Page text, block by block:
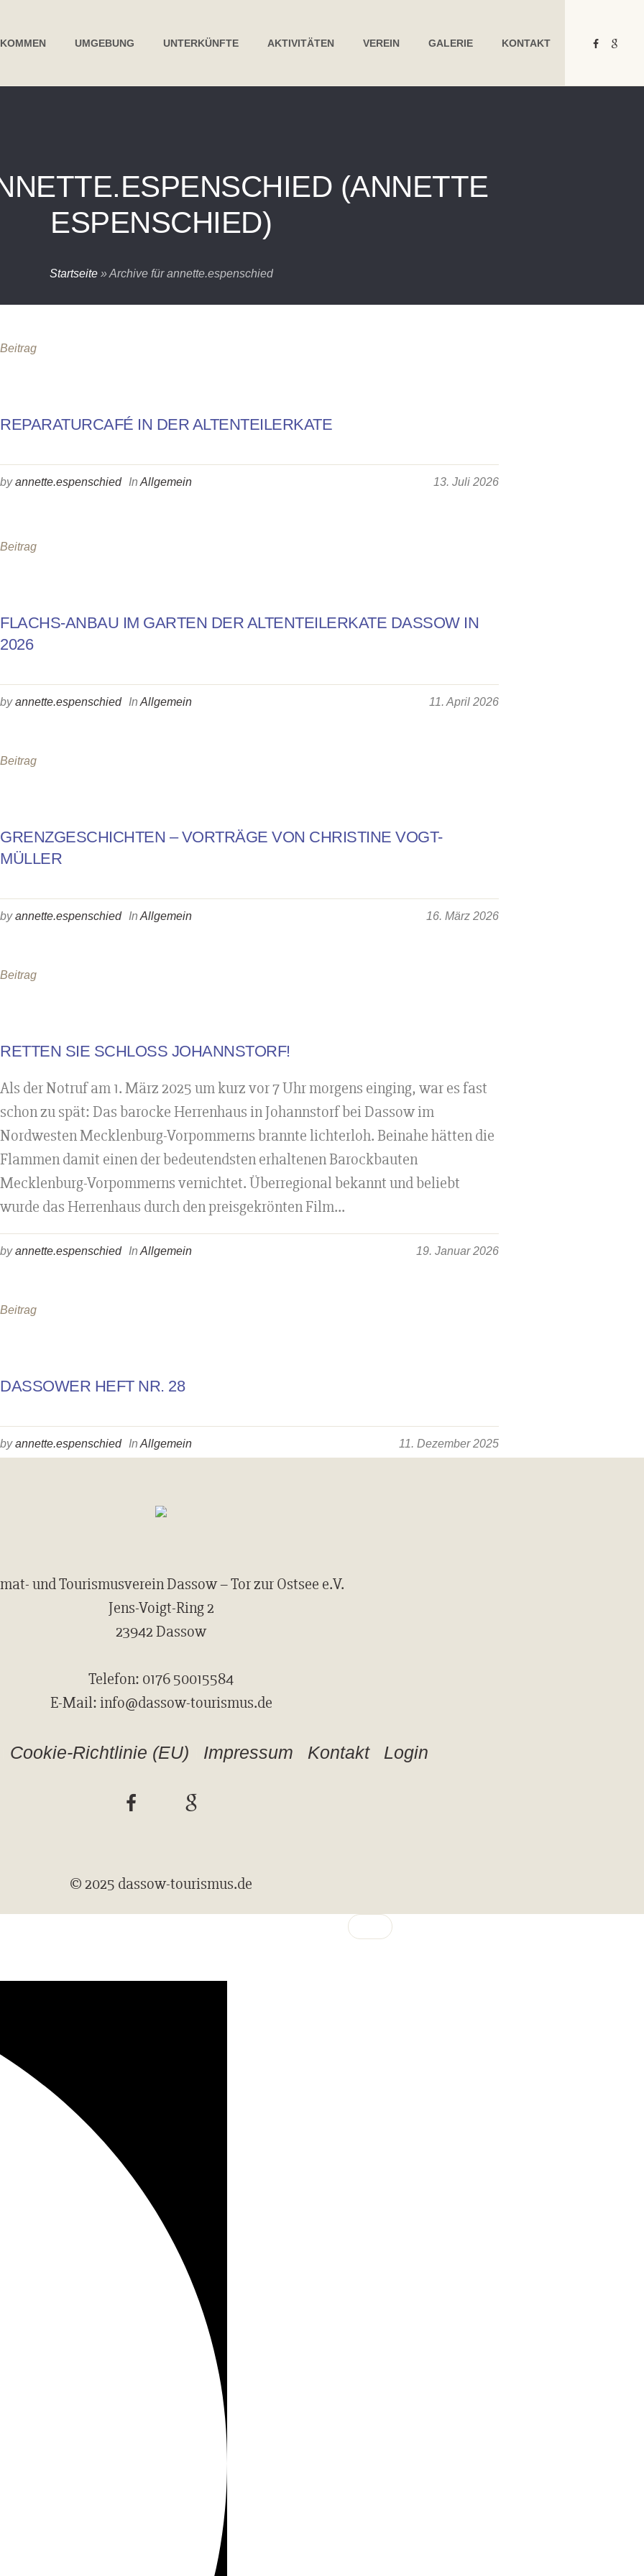
UMGEBUNG UNTERKÜNFTE AKTIVITÄTEN VEREIN GALERIE KONTAKT
(ANNETTE
ESPENSCHIED)
Startseite»Archive für annette.espenschied
Beitrag
REPARATURCAFÉ IN DER ALTENTEILERKATE
13. Juli 2026
byannette.espenschied InAllgemein
Beitrag
FLACHS-ANBAU IM GARTEN DER ALTENTEILERKATE DASSOW IN
2026
11. April 2026
byannette.espenschied InAllgemein
Beitrag
GRENZGESCHICHTEN – VORTRÄGE VON CHRISTINE VOGT-
MÜLLER
16. März 2026
byannette.espenschied InAllgemein
Beitrag
RETTEN SIE SCHLOSS JOHANNSTORF!
Als der Notruf am 1. März 2025 um kurz vor 7 Uhr morgens einging, war es fast
schon zu spät: Das barocke Herrenhaus in Johannstorf bei Dassow im
Nordwesten Mecklenburg-Vorpommerns brannte lichterloh. Beinahe hätten die
Flammen damit einen der bedeutendsten erhaltenen Barockbauten
Mecklenburg-Vorpommerns vernichtet. Überregional bekannt und beliebt
wurde das Herrenhaus durch den preisgekrönten Film...
19. Januar 2026
byannette.espenschied InAllgemein
Beitrag
DASSOWER HEFT NR. 28
11. Dezember 2025
byannette.espenschied InAllgemein
und Tourismusverein Dassow – Tor zur Ostsee e.V.
Jens-Voigt-Ring 2
23942 Dassow
Telefon: 0176 50015584
E-Mail: info@dassow-tourismus.de
Cookie-Richtlinie (EU) Impressum Kontakt Login
© 2025 dassow-tourismus.de